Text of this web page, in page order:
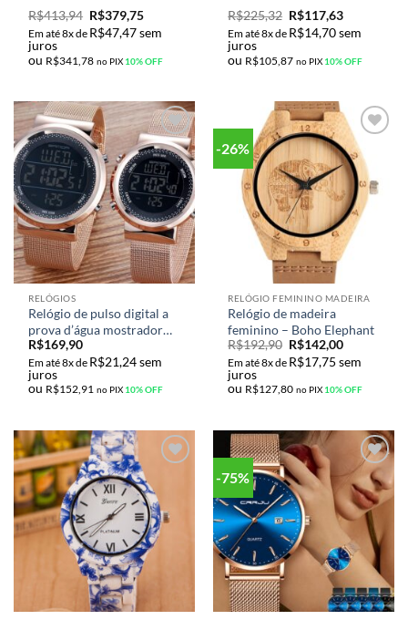
Avaliação5
de 5
R$413,94 R$379,75
Em até 8x de R$47,47sem
juros
ou R$341,78 no PIX 10% OFF
R$225,32 R$117,63
Em até 8x de R$14,70sem
juros
ou R$105,87 no PIX 10% OFF
Adicionar
aos meus
desejos
RELÓGIOS
Relógio de pulso digital a
prova d’água mostrador
em LED eletrônico
modelos Masculino e
Feminino
R$169,90
Em até 8x de R$21,24sem
juros
ou R$152,91 no PIX 10% OFF
-26%
Adicionar
aos meus
desejos
RELÓGIO FEMININO MADEIRA
Relógio de madeira
feminino – Boho Elephant
R$192,90 R$142,00
Em até 8x de R$17,75 sem
juros
ou R$127,80 no PIX 10% OFF
Adicionar
aos meus
desejos
-75%
Adicionar
aos meus
desejos